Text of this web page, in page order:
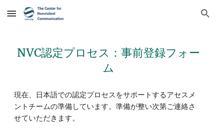
Skip to main content Skip to navigation
NVC認定プロセス：事前登録フォー
ム
現在、日本語での認定プロセスをサポートするアセスメ
ントチームの準備しています。準備が整い次第ご連絡さ
せていただきます。